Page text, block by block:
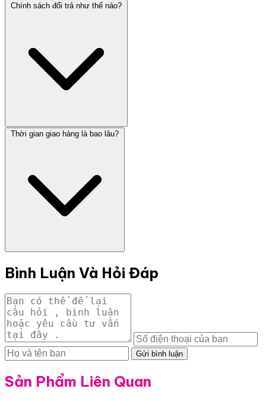
Chính sách đổi trả như thế nào?
Thời gian giao hàng là bao lâu?
Bình Luận Và Hỏi Đáp
Gửi bình luận
Sản Phẩm Liên Quan